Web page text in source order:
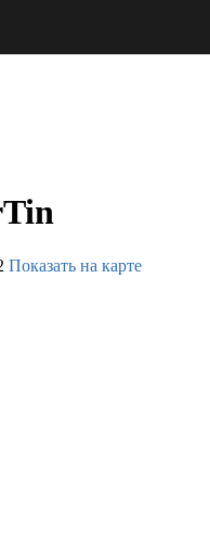
Показать на карте